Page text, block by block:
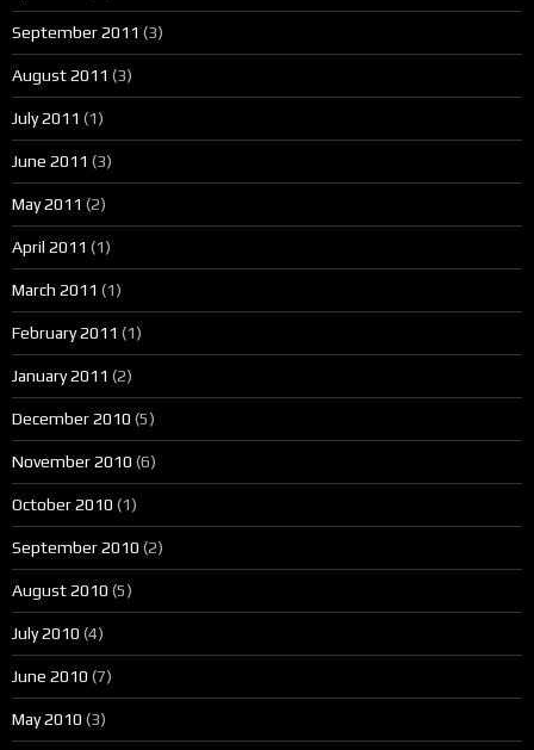
September 2011 (3)
August 2011 (3)
July 2011 (1)
June 2011 (3)
May 2011 (2)
April 2011 (1)
March 2011 (1)
February 2011 (1)
January 2011 (2)
December 2010 (5)
November 2010 (6)
October 2010 (1)
September 2010 (2)
August 2010 (5)
July 2010 (4)
June 2010 (7)
May 2010 (3)